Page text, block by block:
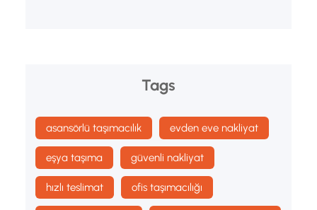
Tags
asansörlü taşımacılık evden eve nakliyat
eşya taşıma güvenli nakliyat
hızlı teslimat ofis taşımacılığı